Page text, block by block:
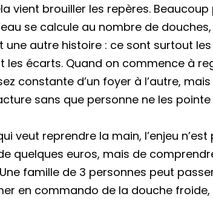
vient brouiller les repères.
se calcule au nombre de
autre histoire : ce sont surtout les
les écarts. Quand on commence à
constante d’un foyer à l’autre,
sans que personne ne les
veut reprendre la main, l’enjeu
quelques euros, mais de
famille de 3 personnes peut
en commando de la douche